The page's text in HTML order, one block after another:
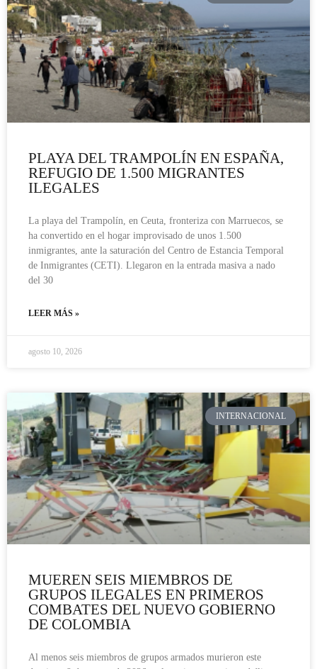
PLAYA DEL TRAMPOLÍN EN ESPAÑA,
REFUGIO DE 1.500 MIGRANTES
ILEGALES
La playa del Trampolín, en Ceuta, fronteriza con Marruecos, se
ha convertido en el hogar improvisado de unos 1.500
inmigrantes, ante la saturación del Centro de Estancia Temporal
de Inmigrantes (CETI). Llegaron en la entrada masiva a nado
del 30
LEER MÁS »
agosto 10, 2026
INTERNACIONAL
MUEREN SEIS MIEMBROS DE
GRUPOS ILEGALES EN PRIMEROS
COMBATES DEL NUEVO GOBIERNO
DE COLOMBIA
Al menos seis miembros de grupos armados murieron este